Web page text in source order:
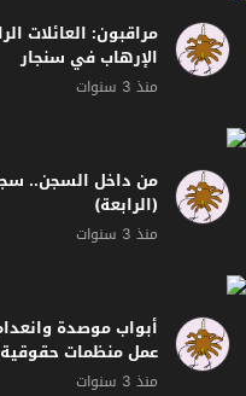
مراقبون: العائلات
الإرهاب في سنجار
منذ 3 سنوات
من داخل السجن..
(الرابعة)
منذ 3 سنوات
أبواب موصدة
عمل منظمات
منذ 3 سنوات